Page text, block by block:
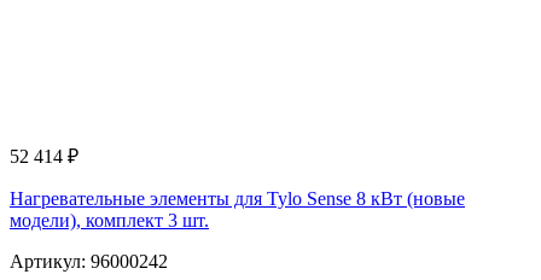
52 414 ₽
Нагревательные элементы для Tylo Sense 8 кВт (новые
модели), комплект 3 шт.
Артикул: 96000242